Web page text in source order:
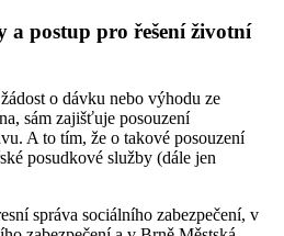
a postup pro řešení životní
o dávku nebo výhodu ze
sám zajišťuje posouzení
A to tím, že o takové posouzení
posudkové služby (dále jen
správa sociálního zabezpečení, v